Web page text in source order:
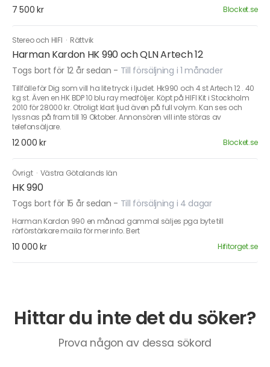
7 500 kr Blocket.se
Stereo och HIFI · Rättvik
Harman Kardon HK 990 och QLN Artech 12
Togs bort för 12 år sedan - Till försäljning i 1 månader
Tillfälle för Dig som vill ha lite tryck i ljudet. Hk990 och 4 st Artech 12 . 40
kg st. Även en HK BDP 10 blu ray medföljer. Köpt på HIFI Kit i Stockholm
2010 för 28000 kr. Otroligt klart ljud även på full volym. Kan ses och
lyssnas på fram till 19 Oktober. Annonsören vill inte störas av
telefonsäljare.
12 000 kr Blocket.se
Övrigt · Västra Götalands län
HK 990
Togs bort för 15 år sedan - Till försäljning i 4 dagar
Harman Kardon 990 en månad gammal säljes pga byte till
rörförstärkare maila för mer info. Bert
10 000 kr Hifitorget.se
Hittar du inte det du söker?
Prova någon av dessa sökord